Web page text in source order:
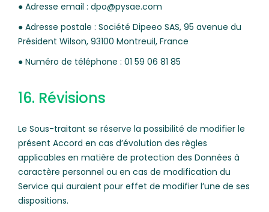
● Adresse email : dpo@pysae.com
● Adresse postale : Société Dipeeo SAS, 95 avenue du
Président Wilson, 93100 Montreuil, France
● Numéro de téléphone : 01 59 06 81 85
16. Révisions
Le Sous-traitant se réserve la possibilité de modifier le
présent Accord en cas d’évolution des règles
applicables en matière de protection des Données à
caractère personnel ou en cas de modification du
Service qui auraient pour effet de modifier l’une de ses
dispositions.